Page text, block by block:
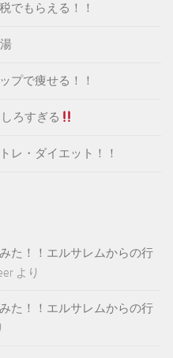
でもらえる！！
プで痩せる！！
ろすぎる
レ・ダイエット！！
た！！エルサレムからの行
より
た！！エルサレムからの行